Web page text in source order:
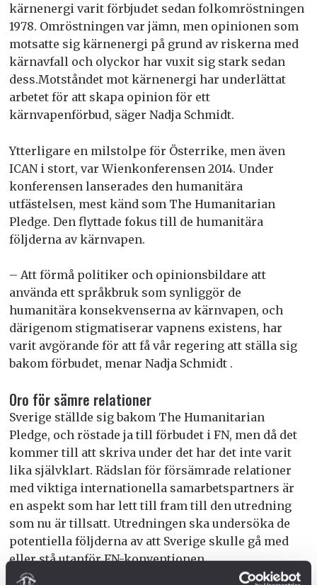
kärnenergi varit förbjudet sedan folkomröstningen
1978. Omröstningen var jämn, men opinionen som
motsatte sig kärnenergi på grund av riskerna med
kärnavfall och olyckor har vuxit sig stark sedan
dess.Motståndet mot kärnenergi har underlättat
arbetet för att skapa opinion för ett
kärnvapenförbud, säger Nadja Schmidt.
Ytterligare en milstolpe för Österrike, men även
ICAN i stort, var Wienkonferensen 2014. Under
konferensen lanserades den humanitära
utfästelsen, mest känd som The Humanitarian
Pledge. Den flyttade fokus till de humanitära
följderna av kärnvapen.
– Att förmå politiker och opinionsbildare att
använda ett språkbruk som synliggör de
humanitära konsekvenserna av kärnvapen, och
där­igenom stigmatiserar vapnens existens, har
varit avgörande för att få vår regering att ställa sig
bakom förbudet, menar Nadja Schmidt .
Oro för sämre relationer
Sverige ställde sig bakom The Humanitarian
Pledge, och röstade ja till förbudet i FN, men då det
kommer till att skriva under det har det inte varit
lika självklart. Rädslan för försämrade relationer
med viktiga internationella samarbetspartners är
en aspekt som har lett till fram till den utredning
som nu är tillsatt. Utredningen ska undersöka de
potentiella följderna av att Sverige skulle gå med
eller stå utanför FN-konventionen.